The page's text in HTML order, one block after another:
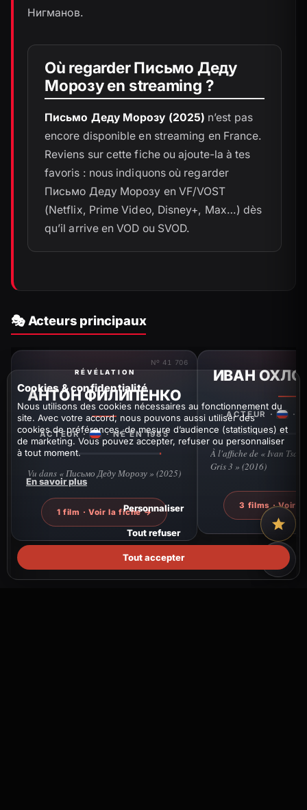
Нигманов.
Où regarder Письмо Деду
Морозу en streaming ?
Письмо Деду Морозу (2025) n’est pas
encore disponible en streaming en France.
Reviens sur cette fiche ou ajoute-la à tes
favoris : nous indiquons où regarder
Письмо Деду Морозу en VF/VOST
(Netflix, Prime Video, Disney+, Max…) dès
qu’il arrive en VOD ou SVOD.
🎭 Acteurs principaux
Nº 41 706
RÉVÉLATION
АНТОН ФИЛИПЕНКО
ACTEUR · · NÉ EN 1985
Vu dans « Письмо Деду Морозу » (2025)
1 film · Voir la fiche →
ИВАН
ACTEUR · ·
À l'affiche de « Ivan
Gris 3 » (2016)
3 films · Voir
Cookies & confidentialité
Nous utilisons des cookies nécessaires au fonctionnement du
site. Avec votre accord, nous pouvons aussi utiliser des
cookies de préférences, de mesure d’audience (statistiques) et
de marketing. Vous pouvez accepter, refuser ou personnaliser
à tout moment.
En savoir plus
Personnaliser
Tout refuser
Tout accepter